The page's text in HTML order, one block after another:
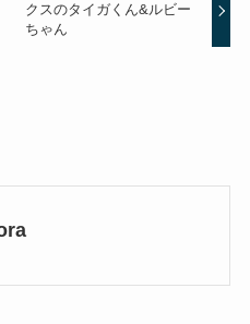
クスのタイガくん&ルビー
ちゃん